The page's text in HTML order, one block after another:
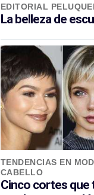
EDITORIAL
La belleza de
TENDENCIAS EN
CABELLO
Cinco cortes que